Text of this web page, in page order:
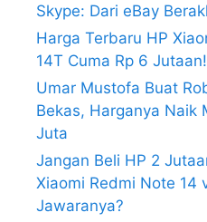
Skype: Dari eBay
Harga Terbaru HP
14T Cuma Rp 6 Jutaan!
Umar Mustofa Buat
Bekas, Harganya Naik
Juta
Jangan Beli HP 2
Xiaomi Redmi Note 14
Jawaranya?